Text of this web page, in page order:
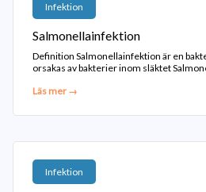
Infektion
Salmonellainfektion
Definition Salmonellainfektion är en
orsakas av bakterier inom släktet
Läs mer →
Infektion